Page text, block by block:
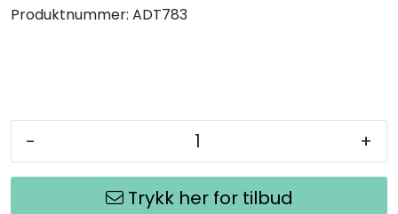
Produktnummer: ADT783
- +
Trykk her for tilbud
Kampanjer